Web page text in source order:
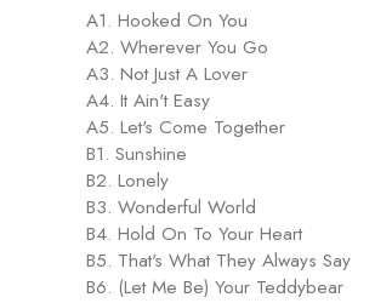
A1. Hooked On You
A2. Wherever You Go
A3. Not Just A Lover
A4. It Ain't Easy
A5. Let's Come Together
B1. Sunshine
B2. Lonely
B3. Wonderful World
B4. Hold On To Your Heart
B5. That's What They Always Say
B6. (Let Me Be) Your Teddybear